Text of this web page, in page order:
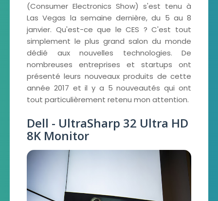
(Consumer Electronics Show) s'est tenu à
Las Vegas la semaine dernière, du 5 au 8
janvier. Qu'est-ce que le CES ? C'est tout
simplement le plus grand salon du monde
dédié aux nouvelles technologies. De
nombreuses entreprises et startups ont
présenté leurs nouveaux produits de cette
année 2017 et il y a 5 nouveautés qui ont
tout particulièrement retenu mon attention.
Dell - UltraSharp 32 Ultra HD
8K Monitor